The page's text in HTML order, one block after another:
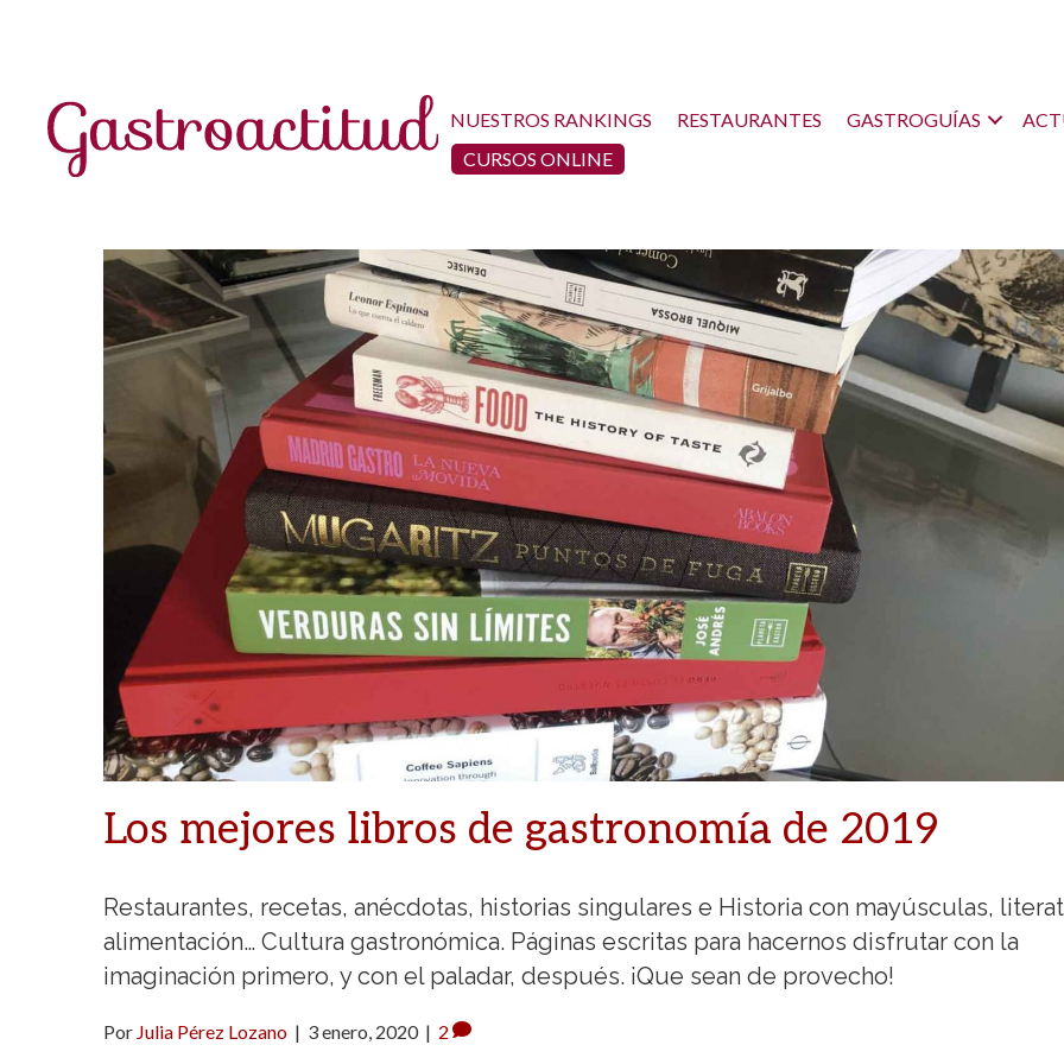
NUESTROS RANKINGS RESTAURANTES GASTROGUÍAS
CURSOS ONLINE
Los mejores libros de gastronomía de 2019
Restaurantes, recetas, anécdotas, historias singulares e Historia con mayúsculas,
alimentación… Cultura gastronómica. Páginas escritas para hacernos disfrutar con la
imaginación primero, y con el paladar, después. ¡Que sean de provecho!
Por Julia Pérez Lozano | 3 enero, 2020 | 2